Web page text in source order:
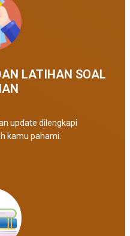
LATIHAN SOAL
update dilengkapi
kamu pahami.